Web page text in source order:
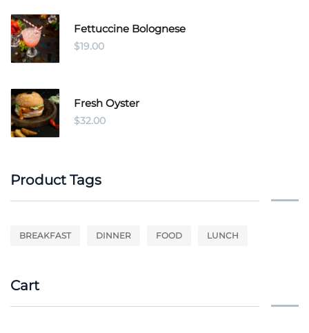
Fettuccine Bolognese
$19.00
Fresh Oyster
$32.00
Product Tags
BREAKFAST DINNER FOOD LUNCH
Cart